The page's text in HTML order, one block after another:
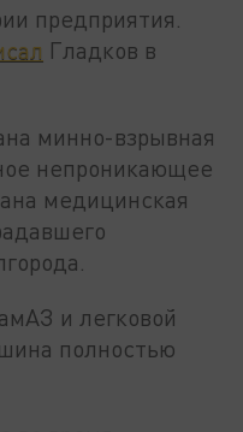
предприятия.
Гладков в
минно-взрывная
непроникающее
медицинская
и легковой
полностью